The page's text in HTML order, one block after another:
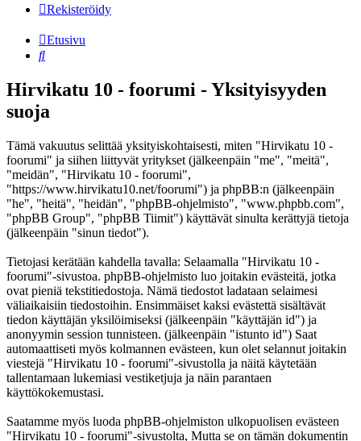
Rekisteröidy
Etusivu
Etsi
Hirvikatu 10 - foorumi - Yksityisyyden
suoja
Tämä vakuutus selittää yksityiskohtaisesti, miten "Hirvikatu 10 -
foorumi" ja siihen liittyvät yritykset (jälkeenpäin "me", "meitä",
"meidän", "Hirvikatu 10 - foorumi",
"https://www.hirvikatu10.net/foorumi") ja phpBB:n (jälkeenpäin
"he", "heitä", "heidän", "phpBB-ohjelmisto", "www.phpbb.com",
"phpBB Group", "phpBB Tiimit") käyttävät sinulta kerättyjä tietoja
(jälkeenpäin "sinun tiedot").
Tietojasi kerätään kahdella tavalla: Selaamalla "Hirvikatu 10 -
foorumi"-sivustoa. phpBB-ohjelmisto luo joitakin evästeitä, jotka
ovat pieniä tekstitiedostoja. Nämä tiedostot ladataan selaimesi
väliaikaisiin tiedostoihin. Ensimmäiset kaksi evästettä sisältävät
tiedon käyttäjän yksilöimiseksi (jälkeenpäin "käyttäjän id") ja
anonyymin session tunnisteen. (jälkeenpäin "istunto id") Saat
automaattiseti myös kolmannen evästeen, kun olet selannut joitakin
viestejä "Hirvikatu 10 - foorumi"-sivustolla ja näitä käytetään
tallentamaan lukemiasi vestiketjuja ja näin parantaen
käyttökokemustasi.
Saatamme myös luoda phpBB-ohjelmiston ulkopuolisen evästeen
"Hirvikatu 10 - foorumi"-sivustolta, Mutta se on tämän dokumentin